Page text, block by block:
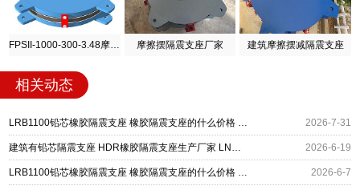
摩擦摆隔震支座厂家 建筑摩擦摆减隔震支座
相关动态
LRB1100铅芯橡胶隔震支座 橡胶隔震支座的什么价格 建筑有铅芯隔震支座源头工厂 2026-7-31
建筑有铅芯隔震支座 HDR橡胶隔震支座生产厂家 LNR隔震橡胶支座多少钱 2026-6-19
LRB1100铅芯橡胶隔震支座 橡胶隔震支座的什么价格 建筑有铅芯隔震支座源头工厂 2026-6-7